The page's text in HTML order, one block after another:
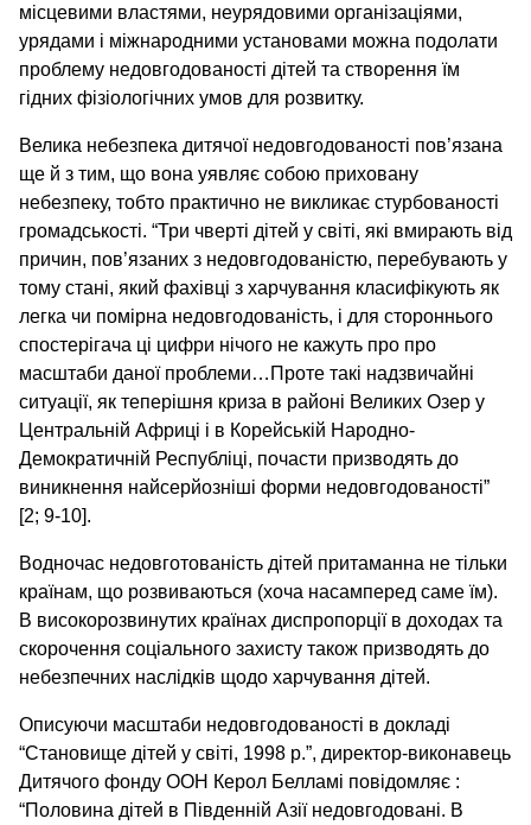
місцевими властями, неурядовими організаціями,
урядами і міжнародними установами можна подолати
проблему недовгодованості дітей та створення їм
гідних фізіологічних умов для розвитку.
Велика небезпека дитячої недовгодованості пов’язана
ще й з тим, що вона уявляє собою приховану
небезпеку, тобто практично не викликає стурбованості
громадськості. “Три чверті дітей у світі, які вмирають від
причин, пов’язаних з недовгодованістю, перебувають у
тому стані, який фахівці з харчування класифікують як
легка чи помірна недовгодованість, і для стороннього
спостерігача ці цифри нічого не кажуть про про
масштаби даної проблеми…Проте такі надзвичайні
ситуації, як теперішня криза в районі Великих Озер у
Центральній Африці і в Корейській Народно-
Демократичній Республіці, почасти призводять до
виникнення найсерйозніші форми недовгодованості”
[2; 9-10].
Водночас недовготованість дітей притаманна не тільки
країнам, що розвиваються (хоча насамперед саме їм).
В високорозвинутих країнах диспропорції в доходах та
скорочення соціального захисту також призводять до
небезпечних наслідків щодо харчування дітей.
Описуючи масштаби недовгодованості в докладі
“Становище дітей у світі, 1998 р.”, директор-виконавець
Дитячого фонду ООН Керол Белламі повідомляє :
“Половина дітей в Південній Азії недовгодовані. В